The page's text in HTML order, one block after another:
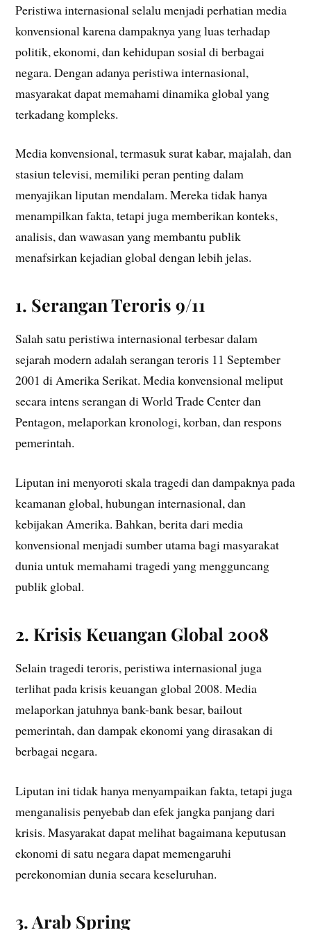
Peristiwa internasional selalu menjadi perhatian media
konvensional karena dampaknya yang luas terhadap
politik, ekonomi, dan kehidupan sosial di berbagai
negara. Dengan adanya peristiwa internasional,
masyarakat dapat memahami dinamika global yang
terkadang kompleks.
Media konvensional, termasuk surat kabar, majalah, dan
stasiun televisi, memiliki peran penting dalam
menyajikan liputan mendalam. Mereka tidak hanya
menampilkan fakta, tetapi juga memberikan konteks,
analisis, dan wawasan yang membantu publik
menafsirkan kejadian global dengan lebih jelas.
1. Serangan Teroris 9/11
Salah satu peristiwa internasional terbesar dalam
sejarah modern adalah serangan teroris 11 September
2001 di Amerika Serikat. Media konvensional meliput
secara intens serangan di World Trade Center dan
Pentagon, melaporkan kronologi, korban, dan respons
pemerintah.
Liputan ini menyoroti skala tragedi dan dampaknya pada
keamanan global, hubungan internasional, dan
kebijakan Amerika. Bahkan, berita dari media
konvensional menjadi sumber utama bagi masyarakat
dunia untuk memahami tragedi yang mengguncang
publik global.
2. Krisis Keuangan Global 2008
Selain tragedi teroris, peristiwa internasional juga
terlihat pada krisis keuangan global 2008. Media
melaporkan jatuhnya bank-bank besar, bailout
pemerintah, dan dampak ekonomi yang dirasakan di
berbagai negara.
Liputan ini tidak hanya menyampaikan fakta, tetapi juga
menganalisis penyebab dan efek jangka panjang dari
krisis. Masyarakat dapat melihat bagaimana keputusan
ekonomi di satu negara dapat memengaruhi
perekonomian dunia secara keseluruhan.
3. Arab Spring